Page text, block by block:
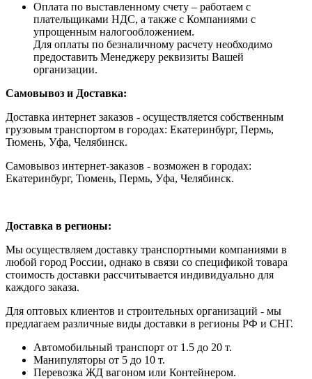
Оплата по выставленному счету – работаем с
плательщиками НДС, а также с Компаниями с
упрощенным налогообложением.
Для оплаты по безналичному расчету необходимо
предоставить Менеджеру реквизиты Вашей
организации.
Самовывоз и Доставка:
Доставка интернет заказов - осуществляется собственным
грузовым транспортом в городах: Екатеринбург, Пермь,
Тюмень, Уфа, Челябинск.
Самовывоз интернет-заказов - возможен в городах:
Екатеринбург, Тюмень, Пермь, Уфа, Челябинск.
Доставка в регионы:
Мы осуществляем доставку транспортными компаниями в
любой город России, однако в связи со спецификой товара
стоимость доставки рассчитывается индивидуально для
каждого заказа.
Для оптовых клиентов и строительных организаций - мы
предлагаем различные виды доставки в регионы РФ и СНГ.
Автомобильный транспорт от 1.5 до 20 т.
Манипуляторы от 5 до 10 т.
Перевозка ЖД вагоном или Контейнером.